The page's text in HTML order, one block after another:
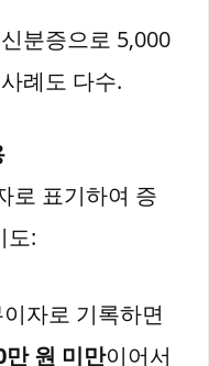
분증으로 5,000
례도 다수.
로 표기하여 증
도:
자로 기록하면
원 미만이어서